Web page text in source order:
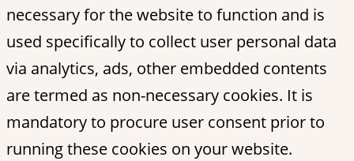
necessary for the website to function and is
used specifically to collect user personal data
via analytics, ads, other embedded contents
are termed as non-necessary cookies. It is
mandatory to procure user consent prior to
running these cookies on your website.